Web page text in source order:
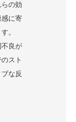
の効
に寄
。
不良が
スト
な反